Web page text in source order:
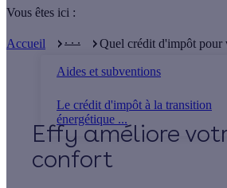
Vous êtes ici :
Accueil . . .
Aides et subventions
Le crédit d'impôt à la transition
énergétique ...
Quel crédit d'impôt pour
Effy